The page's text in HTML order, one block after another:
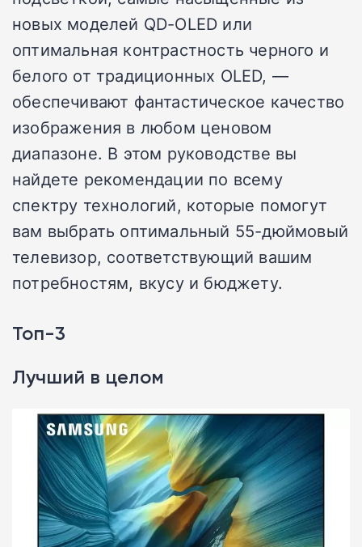
новых моделей QD-OLED или
оптимальная контрастность черного и
белого от традиционных OLED, —
обеспечивают фантастическое качество
изображения в любом ценовом
диапазоне. В этом руководстве вы
найдете рекомендации по всему
спектру технологий, которые помогут
вам выбрать оптимальный 55-дюймовый
телевизор, соответствующий вашим
потребностям, вкусу и бюджету.
Топ-3
Лучший в целом